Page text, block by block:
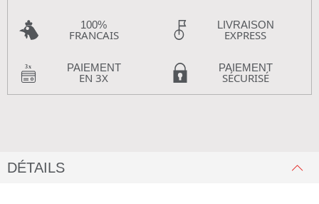
100%
FRANCAIS
LIVRAISON
EXPRESS
PAIEMENT
EN 3X
PAIEMENT
SÉCURISÉ
DÉTAILS